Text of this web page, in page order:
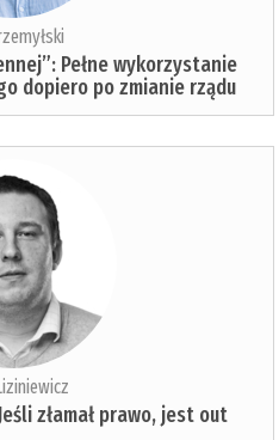
Pełne wykorzystanie
dopiero po zmianie rządu
złamał prawo, jest out